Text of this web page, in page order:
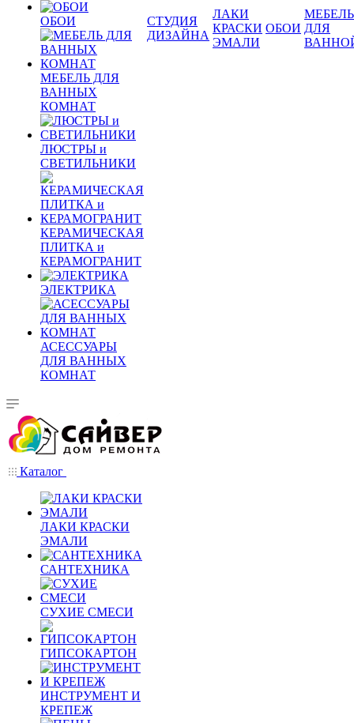
ОБОИ
МЕБЕЛЬ ДЛЯ
ВАННЫХ
КОМНАТ
ЛЮСТРЫ и
СВЕТИЛЬНИКИ
КЕРАМИЧЕСКАЯ
ПЛИТКА и
КЕРАМОГРАНИТ
ЭЛЕКТРИКА
АСЕССУАРЫ
ДЛЯ ВАННЫХ
КОМНАТ
СТУДИЯ
ДИЗАЙНА
ЛАКИ
КРАСКИ
ЭМАЛИ
ОБОИ
МЕБЕЛЬ
ДЛЯ
Каталог
ЛАКИ КРАСКИ
ЭМАЛИ
САНТЕХНИКА
СУХИЕ СМЕСИ
ГИПСОКАРТОН
ИНСТРУМЕНТ И
КРЕПЕЖ